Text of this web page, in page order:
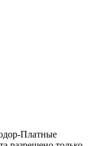
Платные